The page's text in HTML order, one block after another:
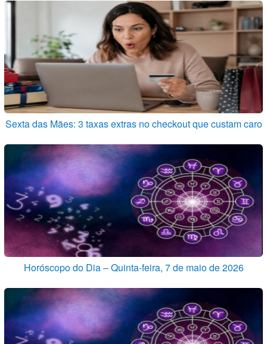
Sexta das Mães: 3 taxas extras no checkout que custam caro
Horóscopo do Dia – Quinta-feira, 7 de maio de 2026